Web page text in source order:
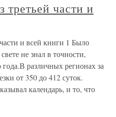
части и
и всей книги 1 Было
не знал в точности,
различных регионах за
от 350 до 412 суток.
календарь, и то, что